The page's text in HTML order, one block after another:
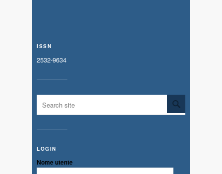
ISSN
2532-9634
LOGIN
Nome utente